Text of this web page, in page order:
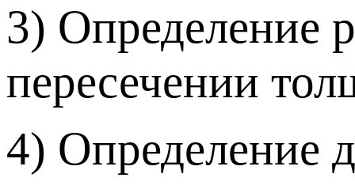
3) Определение
пересечении
4) Определение